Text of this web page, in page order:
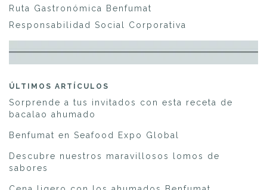
Ruta Gastronómica Benfumat
Responsabilidad Social Corporativa
ÚLTIMOS ARTÍCULOS
Sorprende a tus invitados con esta receta de
bacalao ahumado
Benfumat en Seafood Expo Global
Descubre nuestros maravillosos lomos de
sabores